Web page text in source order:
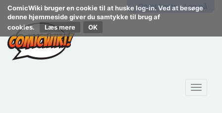
ComicWiki bruger en cookie til at huske log-in. Ved at besøge
denne hjemmeside giver du samtykke til brug af
cookies.
Læs mere
Opret konto Log på
Toggle